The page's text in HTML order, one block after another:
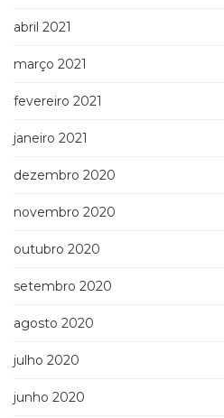
abril 2021
março 2021
fevereiro 2021
janeiro 2021
dezembro 2020
novembro 2020
outubro 2020
setembro 2020
agosto 2020
julho 2020
junho 2020